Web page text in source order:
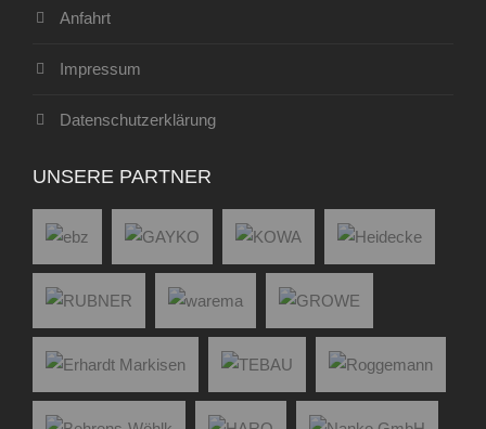
Anfahrt
Impressum
Datenschutzerklärung
UNSERE PARTNER